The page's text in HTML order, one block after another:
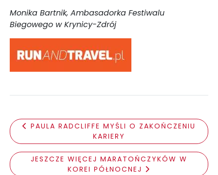
Monika Bartnik, Ambasadorka Festiwalu
Biegowego w Krynicy-Zdrój
PAULA RADCLIFFE MYŚLI O ZAKOŃCZENIU
KARIERY
JESZCZE WIĘCEJ MARATOŃCZYKÓW W
KOREI PÓŁNOCNEJ